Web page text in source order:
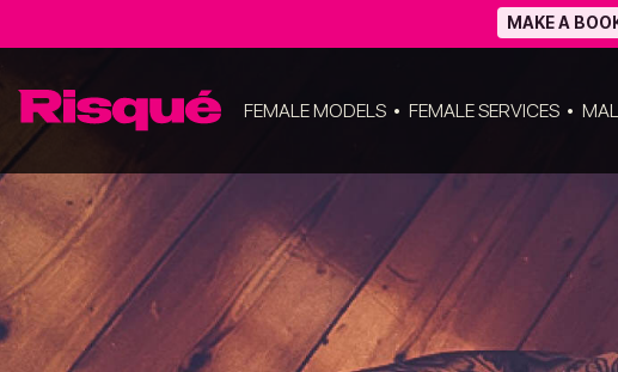
MAKE A
FEMALE MODELS FEMALE SERVICES